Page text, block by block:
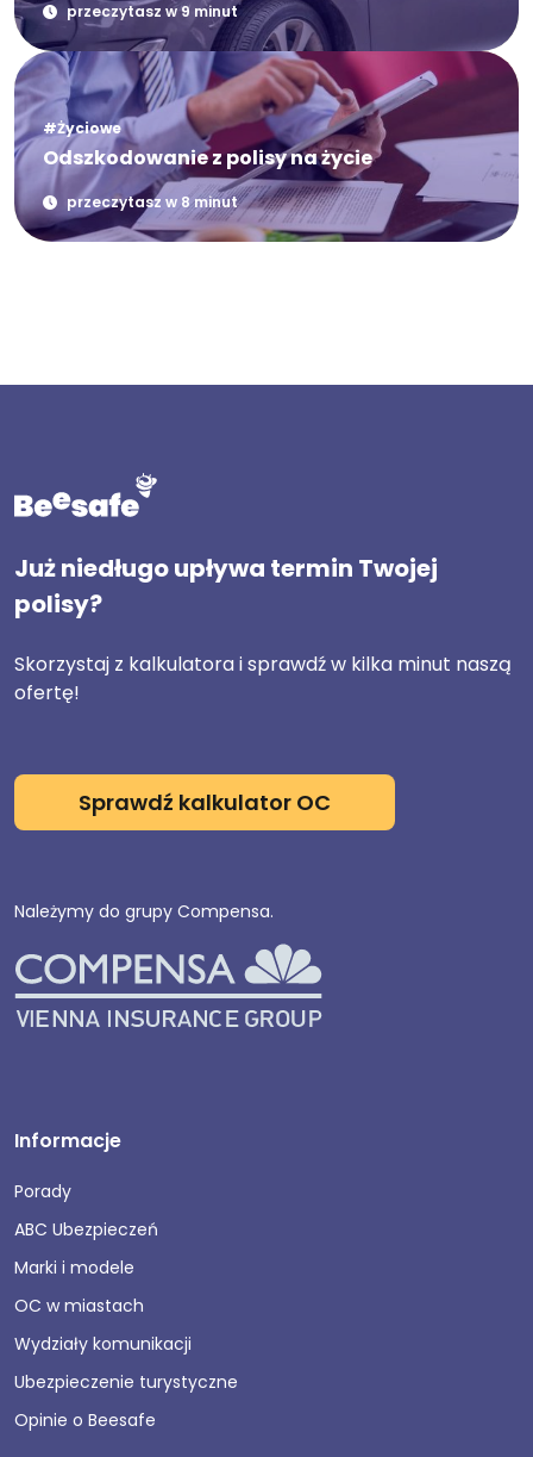
przeczytasz w 9 minut
#Życiowe
Odszkodowanie z polisy na życie
przeczytasz w 8 minut
Już niedługo upływa termin Twojej
polisy?
Skorzystaj z kalkulatora i sprawdź w kilka minut naszą
ofertę!
Sprawdź kalkulator OC
Należymy do grupy Compensa.
Informacje
Porady
ABC Ubezpieczeń
Marki i modele
OC w miastach
Wydziały komunikacji
Ubezpieczenie turystyczne
Opinie o Beesafe